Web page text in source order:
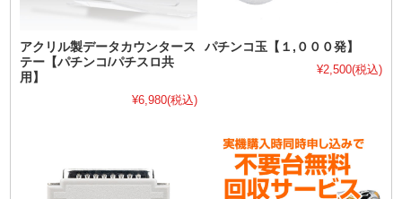
アクリル製データカウンタース
テー【パチンコ/パチスロ共
用】
¥6,980(税込)
パチンコ玉【１,０００発】
¥2,500(税込)